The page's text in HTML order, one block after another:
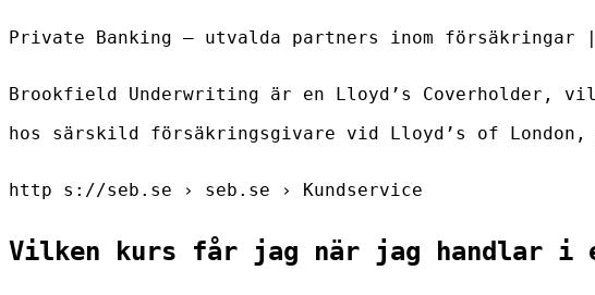
Private Banking – utvalda partners inom försäkringar |
Brookfield Underwriting är en Lloyd’s Coverholder,
hos särskild försäkringsgivare vid Lloyd’s of London,
http s://seb.se › seb.se › Kundservice
Vilken kurs får jag när jag handlar i